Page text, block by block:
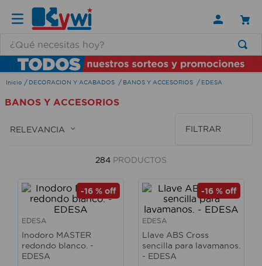
DECORACION Y ACABADOS BANOS Y ACCESORIOS EDESA
BANOS Y ACCESORIOS
RELEVANCIA FILTRAR
284 PRODUCTOS
-16 % off
EDESA
Inodoro MASTER
redondo blanco. -
EDESA
-16 % off
EDESA
Llave ABS Cross
sencilla para lavamanos.
- EDESA
TÉRMINOS MÁS BUSCADOS
1.
lamparas
2.
ducha
3.
silla
escritorio
cerradura
lavamanos